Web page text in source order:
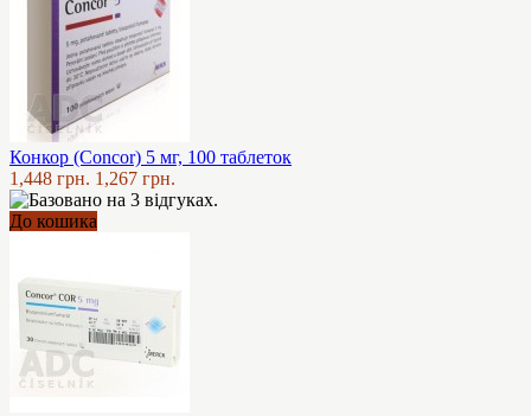
Конкор (Concor) 5 мг, 100 таблеток
1,448 грн. 1,267 грн.
До кошика